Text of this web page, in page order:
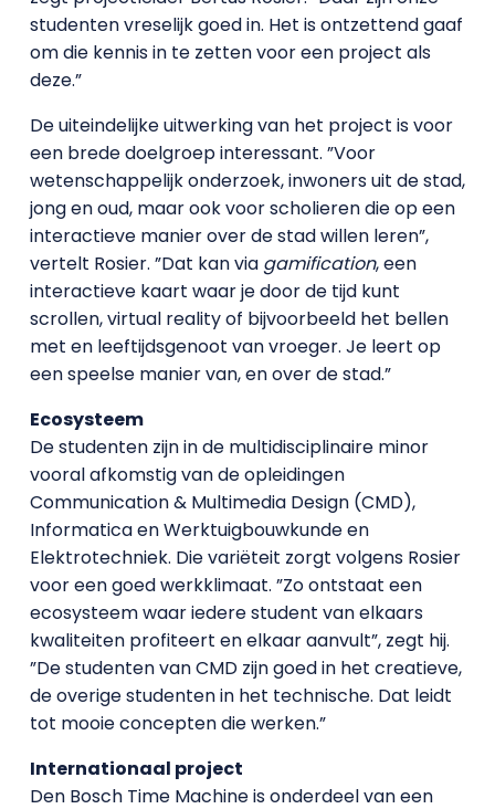
studenten vreselijk goed in. Het is ontzettend gaaf
om die kennis in te zetten voor een project als
deze.”
De uiteindelijke uitwerking van het project is voor
een brede doelgroep interessant. ”Voor
wetenschappelijk onderzoek, inwoners uit de stad,
jong en oud, maar ook voor scholieren die op een
interactieve manier over de stad willen leren”,
vertelt Rosier. ”Dat kan via gamification, een
interactieve kaart waar je door de tijd kunt
scrollen, virtual reality of bijvoorbeeld het bellen
met en leeftijdsgenoot van vroeger. Je leert op
een speelse manier van, en over de stad.”
Ecosysteem
De studenten zijn in de multidisciplinaire minor
vooral afkomstig van de opleidingen
Communication & Multimedia Design (CMD),
Informatica en Werktuigbouwkunde en
Elektrotechniek. Die variëteit zorgt volgens Rosier
voor een goed werkklimaat. ”Zo ontstaat een
ecosysteem waar iedere student van elkaars
kwaliteiten profiteert en elkaar aanvult”, zegt hij.
”De studenten van CMD zijn goed in het creatieve,
de overige studenten in het technische. Dat leidt
tot mooie concepten die werken.”
Internationaal project
Den Bosch Time Machine is onderdeel van een